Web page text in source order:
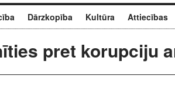
Dārzkopība Kultūra Attiecības
pret korupciju